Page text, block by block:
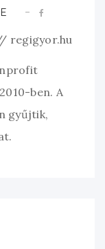
regigyor.hu
ben. A
gyűjtik,